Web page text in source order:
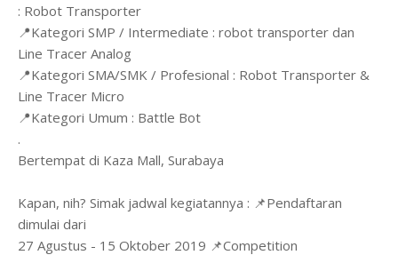
: Robot Transporter
📍Kategori SMP / Intermediate : robot transporter dan
Line Tracer Analog
📍Kategori SMA/SMK / Profesional : Robot Transporter &
Line Tracer Micro
📍Kategori Umum : Battle Bot
.
Bertempat di Kaza Mall, Surabaya
Kapan, nih? Simak jadwal kegiatannya : 📌Pendaftaran
dimulai dari
27 Agustus - 15 Oktober 2019 📌Competition